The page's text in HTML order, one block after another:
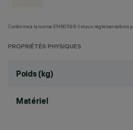
Conforme à la norme EN60598-1 et aux réglementations
PROPRIÉTÉS PHYSIQUES
Poids (kg)
Matériel